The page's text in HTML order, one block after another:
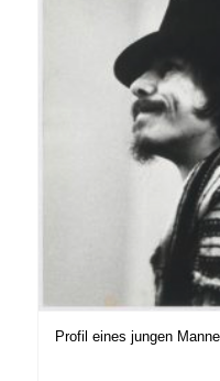
Profil eines jungen